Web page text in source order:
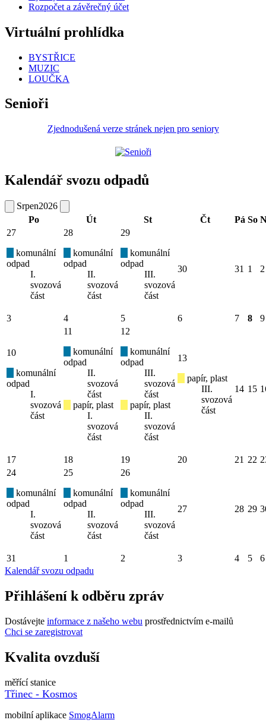
Rozpočet a závěrečný účet
Virtuální prohlídka
BYSTŘICE
MUZIC
LOUČKA
Senioři
Zjednodušená verze stránek nejen pro seniory
Kalendář svozu odpadů
Srpen2026
Po
Út St Čt Pá So
27
komunální
odpad
I.
svozová
část
28
komunální
odpad
II.
svozová
část
29
komunální
odpad
III.
svozová
část
30 31 1 2
3 4 5 6 7 8 9
10
komunální
odpad
I.
svozová
část
11
komunální
odpad
II.
svozová
část
papír, plast
I.
svozová
část
12
komunální
odpad
III.
svozová
část
papír, plast
II.
svozová
část
13
papír, plast
III.
svozová
část
14 15
17 18 19 20 21 22
24
komunální
odpad
I.
svozová
část
25
komunální
odpad
II.
svozová
část
26
komunální
odpad
III.
svozová
část
27 28 29
31 1 2 3 4 5
6
Kalendář svozu odpadu
Přihlášení k odběru zpráv
Dostávejte informace z našeho webu prostřednictvím e-mailů
Chci se zaregistrovat
Kvalita ovzduší
měřící stanice
Třinec - Kosmos
mobilní aplikace SmogAlarm